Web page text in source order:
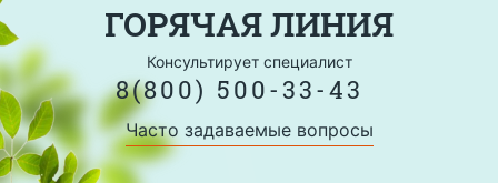
ГОРЯЧАЯ ЛИНИЯ
Консультирует специалист
8(800) 500-33-43
Часто задаваемые вопросы